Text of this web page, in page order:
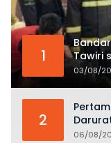
1
Tawiri
dan
KKOP
03/08/
2
Risiko
06/08/